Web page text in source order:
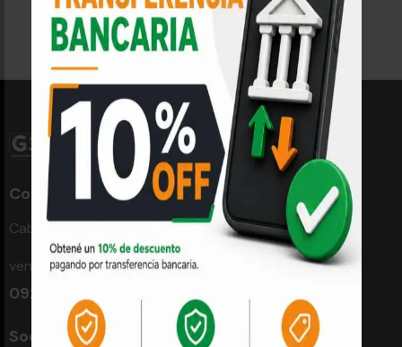
Open Demo
Contacto
Cabari 4157, Montevideo
ventaweb@groupsoluciones.uy
092 667 941
Socials